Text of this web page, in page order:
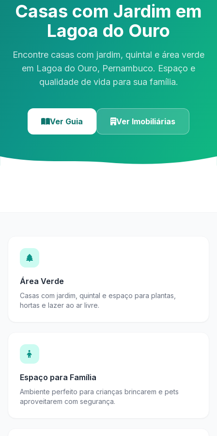
Casas com Jardim em
Lagoa do Ouro
Encontre casas com jardim, quintal e área verde
em Lagoa do Ouro, Pernambuco. Espaço e
qualidade de vida para sua família.
Ver Guia Ver Imobiliárias
Área Verde
Casas com jardim, quintal e espaço para plantas,
hortas e lazer ao ar livre.
Espaço para Família
Ambiente perfeito para crianças brincarem e pets
aproveitarem com segurança.